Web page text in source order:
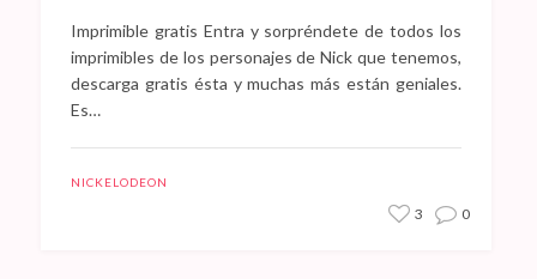
Imprimible gratis Entra y sorpréndete de todos los
imprimibles de los personajes de Nick que tenemos,
descarga gratis ésta y muchas más están geniales.
Es…
NICKELODEON
3 0